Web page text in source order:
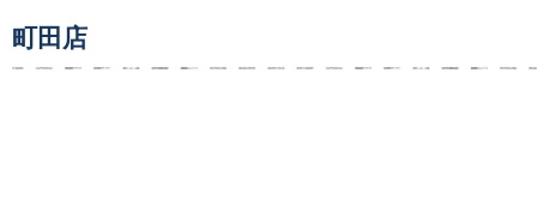
町田店